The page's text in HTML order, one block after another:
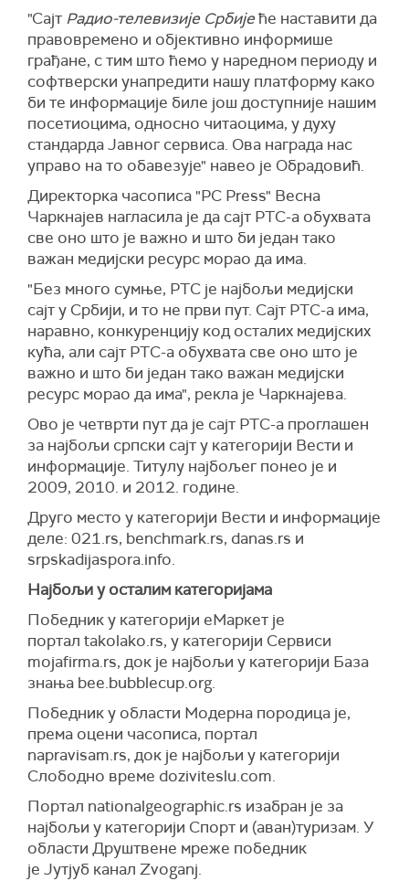
"Сајт Радио-телевизије Србијеће наставити да
правовремено и објективно информише
грађане, с тим што ћемо у наредном периоду и
софтверски унапредити нашу платформу како
би те информације биле још доступније нашим
посетиоцима, односно читаоцима, у духу
стандарда Јавног сервиса. Ова награда нас
управо на то обавезује" навео је Обрадовић.
Директорка часописа "PC Press" Весна
Чаркнајев нагласила је да сајт РТС-а обухвата
све оно што је важно и што би један тако
важан медијски ресурс морао да има.
"Без много сумње, РТС је најбољи медијски
сајт у Србији, и то не први пут. Сајт РТС-а има,
наравно, конкуренцију код осталих медијских
кућа, али сајт РТС-а обухвата све оно што је
важно и што би један тако важан медијски
ресурс морао да има", рекла је Чаркнајева.
Ово је четврти пут да је сајт РТС-а проглашен
за најбољи српски сајт у категорији Вести и
информације. Титулу најбољег понео је и
2009, 2010. и 2012. године.
Друго место у категорији Вести и информације
деле: 021.rs, benchmark.rs, danas.rs и
srpskadijaspora.info.
Најбољи у осталим категоријама
Победник у категорији еМаркет је
портал takolako.rs, у категорији Сервиси
mojafirma.rs, док је најбољи у категорији База
знања bee.bubblecup.org.
Победник у области Модерна породица је,
према оцени часописа, портал
napravisam.rs, док је најбољи у категорији
Слободно време doziviteslu.com.
Портал nationalgeographic.rs изабран је за
најбољи у категорији Спорт и (аван)туризам. У
области Друштвене мреже победник
је Јутјуб канал Zvoganj.